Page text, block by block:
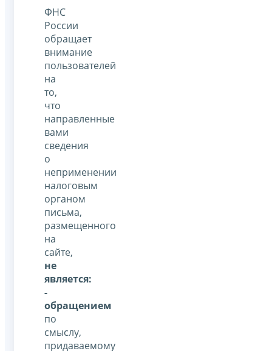
ФНС
России
обращает
внимание
пользователей
на
то,
что
направленные
вами
сведения
о
неприменении
налоговым
органом
письма,
размещенного
на
сайте,
не
является:
-
обращением
по
смыслу,
придаваемому